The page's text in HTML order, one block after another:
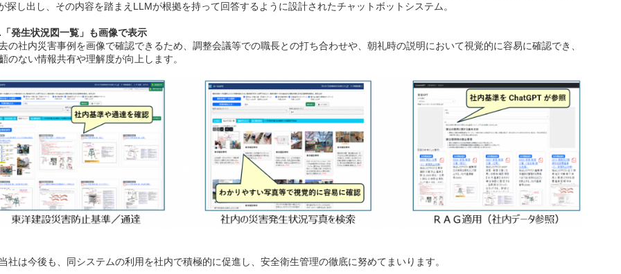
探し出し、その内容を踏まえLLMが根拠を持って回答するように設計されたチャットボットシステム。
「発生状況図一覧」も画像で表示
の社内災害事例を画像で確認できるため、調整会議等での職長との打ち合わせや、朝礼時の説明において視覚的に容易に確認でき、
のない情報共有や理解度が向上します。
社は今後も、同システムの利用を社内で積極的に促進し、安全衛生管理の徹底に努めてまいります。